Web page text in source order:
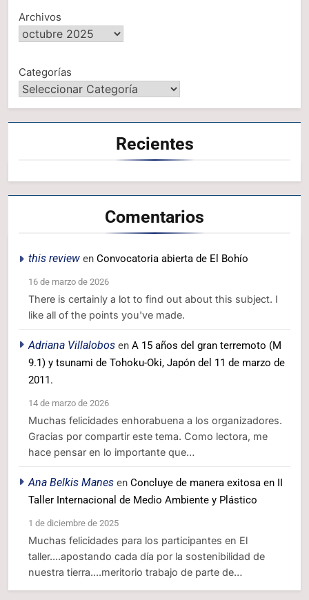
Archivos
Categorías
Recientes
Comentarios
this review en Convocatoria abierta de El Bohío
16 de marzo de 2026
There is certainly a lot to find out about this subject. I
like all of the points you've made.
Adriana Villalobos en A 15 años del gran terremoto (M
9.1) y tsunami de Tohoku-Oki, Japón del 11 de marzo de
2011.
14 de marzo de 2026
Muchas felicidades enhorabuena a los organizadores.
Gracias por compartir este tema. Como lectora, me
hace pensar en lo importante que…
Ana Belkis Manes en Concluye de manera exitosa en II
Taller Internacional de Medio Ambiente y Plástico
1 de diciembre de 2025
Muchas felicidades para los participantes en El
taller....apostando cada día por la sostenibilidad de
nuestra tierra....meritorio trabajo de parte de…